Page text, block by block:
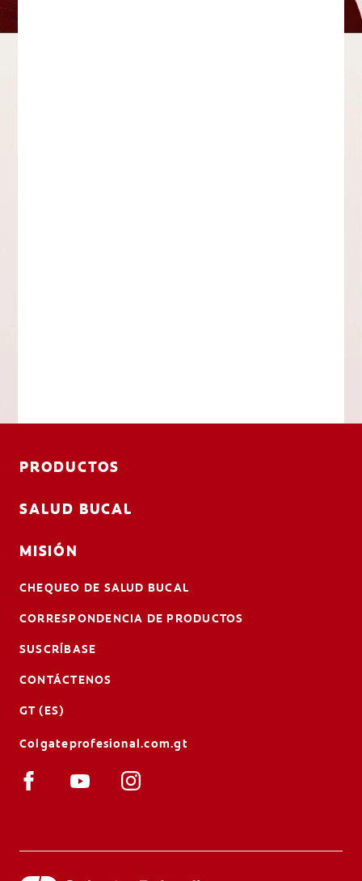
PRODUCTOS
SALUD BUCAL
MISIÓN
CHEQUEO DE SALUD BUCAL
CORRESPONDENCIA DE PRODUCTOS
SUSCRÍBASE
CONTÁCTENOS
GT (ES)
Colgateprofesional.com.gt